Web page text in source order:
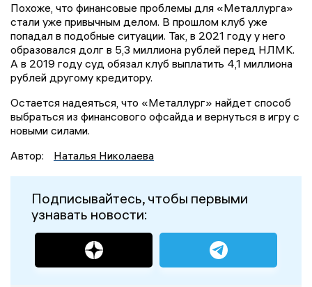
Похоже, что финансовые проблемы для «Металлурга»
стали уже привычным делом. В прошлом клуб уже
попадал в подобные ситуации. Так, в 2021 году у него
образовался долг в 5,3 миллиона рублей перед НЛМК.
А в 2019 году суд обязал клуб выплатить 4,1 миллиона
рублей другому кредитору.
Остается надеяться, что «Металлург» найдет способ
выбраться из финансового офсайда и вернуться в игру с
новыми силами.
Автор:
Наталья Николаева
Подписывайтесь, чтобы первыми
узнавать новости: